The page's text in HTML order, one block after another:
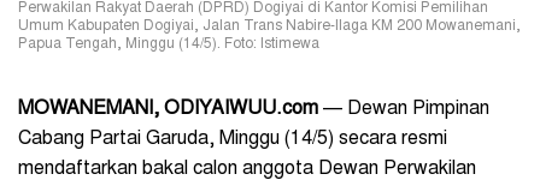
Perwakilan Rakyat Daerah (DPRD) Dogiyai di Kantor Komisi Pemilihan
Umum Kabupaten Dogiyai, Jalan Trans Nabire-Ilaga KM 200 Mowanemani,
Papua Tengah, Minggu (14/5). Foto: Istimewa
MOWANEMANI, ODIYAIWUU.com — Dewan Pimpinan
Cabang Partai Garuda, Minggu (14/5) secara resmi
mendaftarkan bakal calon anggota Dewan Perwakilan